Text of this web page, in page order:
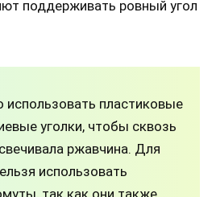
поддерживать ровный угол
использовать пластиковые
уголки, чтобы сквозь
ржавчина. Для
использовать